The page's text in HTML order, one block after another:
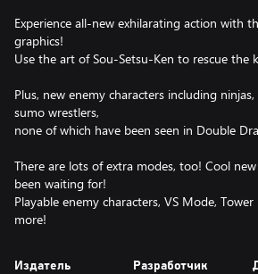
Experience all-new exhilarating action with
graphics!
Use the art of Sou-Setsu-Ken to rescue the
Plus, new enemy characters including
sumo wrestlers,
none of which have been seen in Double
There are lots of extra modes, too! Cool
been waiting for!
Playable enemy characters, VS Mode,
more!
Издатель Разработчик